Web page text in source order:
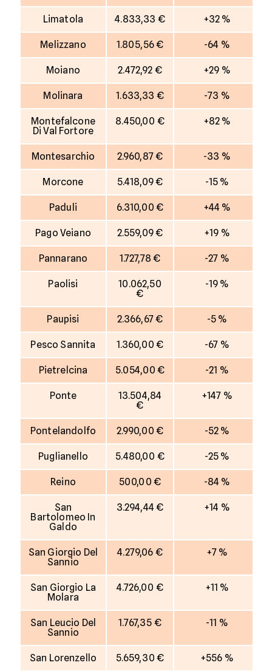
Limatola 4.833,33 € +32 %
Melizzano 1.805,56 € -64 %
Moiano 2.472,92 € +29 %
Molinara 1.633,33 € -73 %
Montefalcone
Di Val Fortore
8.450,00 € +82 %
Montesarchio 2.960,87 € -33 %
Morcone 5.418,09 € -15 %
Paduli 6.310,00 € +44 %
Pago Veiano 2.559,09 € +19 %
Pannarano 1.727,78 € -27 %
Paolisi
10.062,50
€
-19 %
Paupisi 2.366,67 € -5 %
Pesco Sannita 1.360,00 € -67 %
Pietrelcina 5.054,00 € -21 %
Ponte
13.504,84
€
+147 %
Pontelandolfo 2.990,00 € -52 %
Puglianello 5.480,00 € -25 %
Reino 500,00 € -84 %
San
Bartolomeo In
Galdo
3.294,44 € +14 %
San Giorgio Del
Sannio
4.279,06 € +7 %
San Giorgio La
Molara
4.726,00 € +11 %
San Leucio Del
Sannio
1.767,35 € -11 %
San Lorenzello 5.659,30 € +556 %